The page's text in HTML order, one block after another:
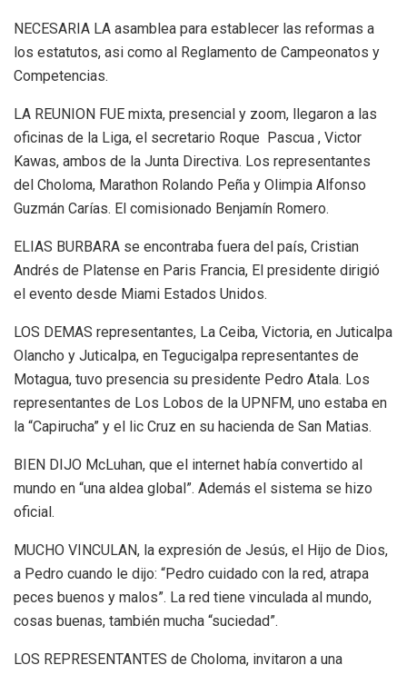
NECESARIA LA asamblea para establecer las reformas a
los estatutos, asi como al Reglamento de Campeonatos y
Competencias.
LA REUNION FUE mixta, presencial y zoom, llegaron a las
oficinas de la Liga, el secretario Roque Pascua , Victor
Kawas, ambos de la Junta Directiva. Los representantes
del Choloma, Marathon Rolando Peña y Olimpia Alfonso
Guzmán Carías. El comisionado Benjamín Romero.
ELIAS BURBARA se encontraba fuera del país, Cristian
Andrés de Platense en Paris Francia, El presidente dirigió
el evento desde Miami Estados Unidos.
LOS DEMAS representantes, La Ceiba, Victoria, en Juticalpa
Olancho y Juticalpa, en Tegucigalpa representantes de
Motagua, tuvo presencia su presidente Pedro Atala. Los
representantes de Los Lobos de la UPNFM, uno estaba en
la “Capirucha” y el lic Cruz en su hacienda de San Matias.
BIEN DIJO McLuhan, que el internet había convertido al
mundo en “una aldea global”. Además el sistema se hizo
oficial.
MUCHO VINCULAN, la expresión de Jesús, el Hijo de Dios,
a Pedro cuando le dijo: “Pedro cuidado con la red, atrapa
peces buenos y malos”. La red tiene vinculada al mundo,
cosas buenas, también mucha “suciedad”.
LOS REPRESENTANTES de Choloma, invitaron a una